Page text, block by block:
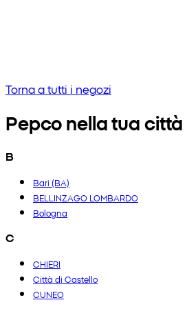
Torna a tutti i negozi
Pepco nella tua città
B
Bari (BA)
BELLINZAGO LOMBARDO
Bologna
C
CHIERI
Città di Castello
CUNEO